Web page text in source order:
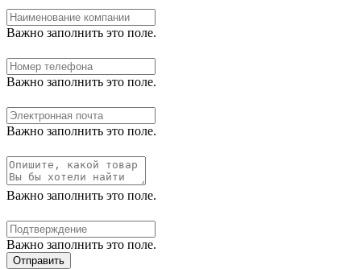
Важно заполнить это поле.
Важно заполнить это поле.
Важно заполнить это поле.
Важно заполнить это поле.
Важно заполнить это поле.
Отправить